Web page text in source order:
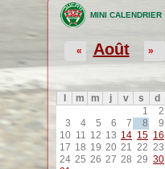
MINI CALENDRIER
Août
« »
m m j v s
d
1
2
3
4 5 6 7 8
9
10 11 12 13 14 15 16
17 18 19 20 21 22 23
24 25 26 27 28 29 30